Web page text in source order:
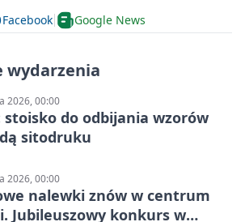
Facebook Google News
wydarzenia
2026, 00:00
stoisko do odbijania wzorów
sitodruku
2026, 00:00
nalewki znów w centrum
Jubileuszowy konkurs w